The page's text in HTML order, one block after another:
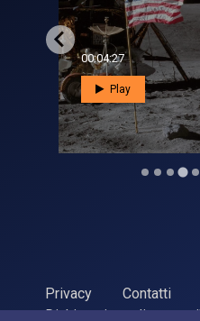
00:01:52
Play
Privacy
Contatti
Dichiarazione di